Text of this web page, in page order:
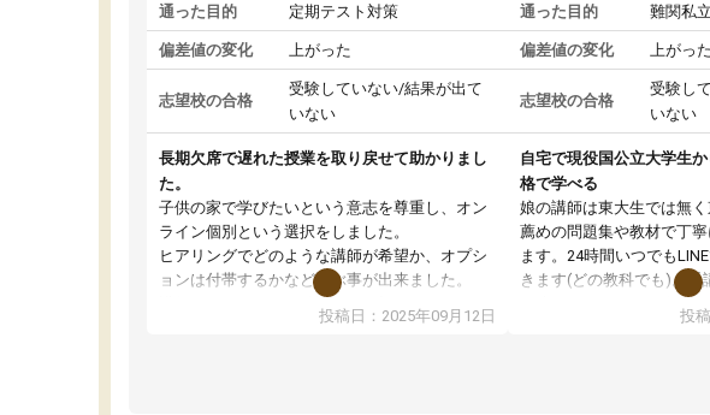
通った目的 定期テスト対策
偏差値の変化 上がった
志望校の合格
受験していない/結果が出て
いない
長期欠席で遅れた授業を取り戻せて助かりまし
た。
子供の家で学びたいという意志を尊重し、オン
ライン個別という選択をしました。
ヒアリングでどのような講師が希望か、オプシ
ョンは付帯するかなど選ぶ事が出来ました。
講師とのマッチング後講師との初回ミーティン
グを行い、その講師で良いか他の講師を希望す
投稿日：2025年09月12日
通った目的 難関私
偏差値の変化 上がった
志望校の合格
受験し
いない
自宅で現役国公立大学生
格で学べる
娘の講師は東大生では無
薦めの問題集や教材で丁
ます。24時間いつでも
きます(どの教科でも)。受
に決めれるので、個人に
思います。カリキュラム
投